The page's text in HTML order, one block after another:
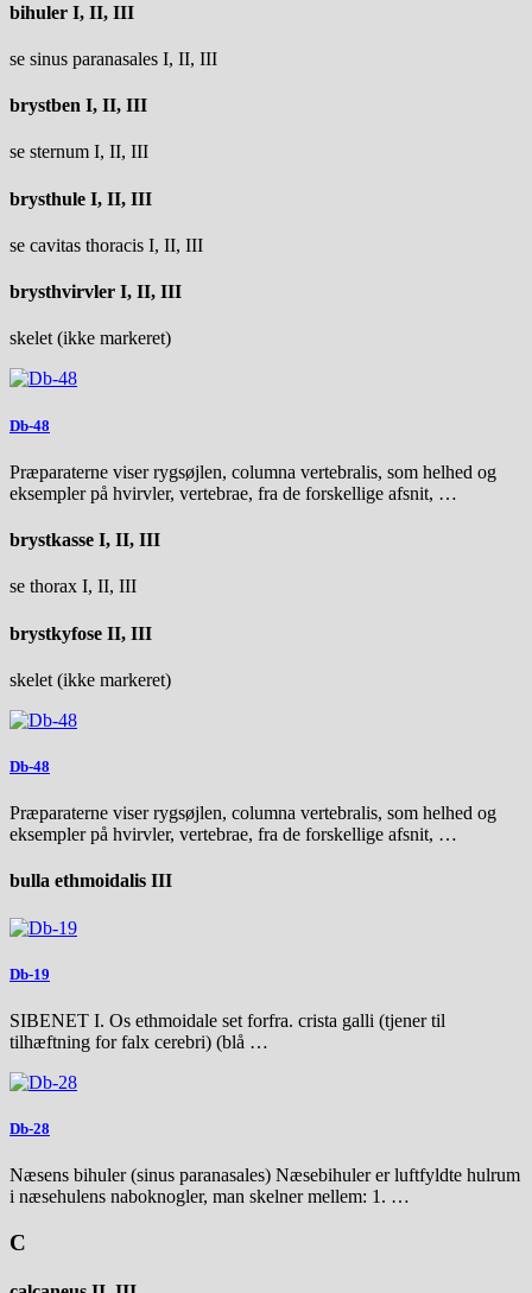
bihuler I, II, III
se sinus paranasales I, II, III
brystben I, II, III
se sternum I, II, III
brysthule I, II, III
se cavitas thoracis I, II, III
brysthvirvler I, II, III
skelet (ikke markeret)
Db-48
Præparaterne viser rygsøjlen, columna vertebralis, som helhed og
eksempler på hvirvler, vertebrae, fra de forskellige afsnit, …
brystkasse I, II, III
se thorax I, II, III
brystkyfose II, III
skelet (ikke markeret)
Db-48
Præparaterne viser rygsøjlen, columna vertebralis, som helhed og
eksempler på hvirvler, vertebrae, fra de forskellige afsnit, …
bulla ethmoidalis III
Db-19
SIBENET I. Os ethmoidale set forfra. crista galli (tjener til
tilhæftning for falx cerebri) (blå …
Db-28
Næsens bihuler (sinus paranasales) Næsebihuler er luftfyldte hulrum
i næsehulens naboknogler, man skelner mellem: 1. …
C